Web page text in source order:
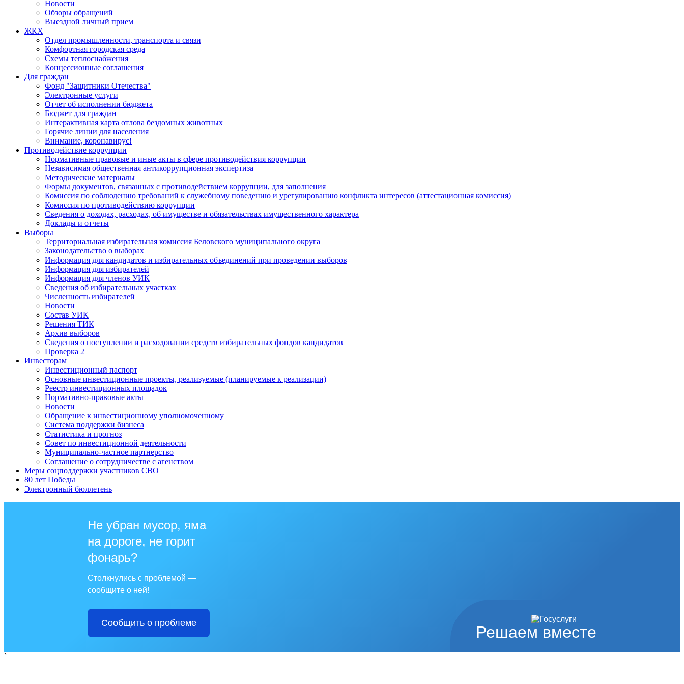
Новости
Обзоры обращений
Выездной личный прием
ЖКХ
Отдел промышленности, транспорта и связи
Комфортная городская среда
Схемы теплоснабжения
Концессионные соглашения
Для граждан
Фонд "Защитники Отечества"
Электронные услуги
Отчет об исполнении бюджета
Бюджет для граждан
Интерактивная карта отлова бездомных животных
Горячие линии для населения
Внимание, коронавирус!
Противодействие коррупции
Нормативные правовые и иные акты в сфере противодействия коррупции
Независимая общественная антикоррупционная экспертиза
Методические материалы
Формы документов, связанных с противодействием коррупции, для заполнения
Комиссия по соблюдению требований к служебному поведению и урегулированию конфликта интересов (аттестационная комиссия)
Комиссия по противодействию коррупции
Сведения о доходах, расходах, об имуществе и обязательствах имущественного характера
Доклады и отчеты
Выборы
Территориальная избирательная комиссия Беловского муниципального округа
Законодательство о выборах
Информация для кандидатов и избирательных объединений при проведении выборов
Информация для избирателей
Информация для членов УИК
Сведения об избирательных участках
Численность избирателей
Новости
Состав УИК
Решения ТИК
Архив выборов
Сведения о поступлении и расходовании средств избирательных фондов кандидатов
Проверка 2
Инвесторам
Инвестиционный паспорт
Основные инвестиционные проекты, реализуемые (планируемые к реализации)
Реестр инвестиционных площадок
Нормативно-правовые акты
Новости
Обращение к инвестиционному уполномоченному
Система поддержки бизнеса
Статистика и прогноз
Совет по инвестиционной деятельности
Муниципально-частное партнерство
Соглашение о сотрудничестве с агенством
Меры соцподдержки участников СВО
80 лет Победы
Электронный бюллетень
Решаем вместе
Не убран мусор, яма
на дороге, не горит
фонарь?
Столкнулись с проблемой —
сообщите о ней!
Сообщить о проблеме
`